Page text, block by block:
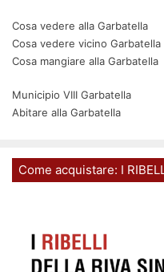
Cosa vedere alla Garbatella
Cosa vedere vicino Garbatella
Cosa mangiare alla Garbatella
Municipio VIII Garbatella
Abitare alla Garbatella
Come acquistare: I